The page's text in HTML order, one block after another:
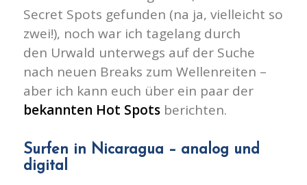
Secret Spots gefunden (na ja, vielleicht so
zwei!), noch war ich tagelang durch
den Urwald unterwegs auf der Suche
nach neuen Breaks zum Wellenreiten –
aber ich kann euch über ein paar der
bekannten Hot Spotsberichten.
Surfen in Nicaragua – analog und
digital